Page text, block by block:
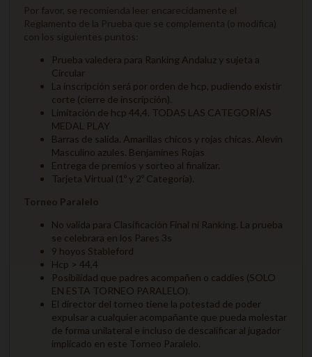
Por favor, se recomienda leer encarecidamente el
Reglamento de la Prueba que se complementa (o modifica)
con los siguientes puntos:
Prueba valedera para Ranking Andaluz y sujeta a
Circular
La inscripción será por orden de hcp, pudiendo existir
corte (cierre de inscripción).
Limitación de hcp 44,4. TODAS LAS CATEGORÍAS
MEDAL PLAY
Barras de salida. Amarillas chicos y rojas chicas. Alevín
Masculino azules. Benjamines Rojas
Entrega de premios y sorteo al finalizar.
Tarjeta Virtual (1º y 2º Categoría).
Torneo Paralelo
No valida para Clasificación Final ni Ranking. La prueba
se celebrara en los Pares 3s
9 hoyos Stableford
Hcp > 44,4
Posibilidad que padres acompañen o caddies (SOLO
EN ESTA TORNEO PARALELO).
El director del torneo tiene la potestad de poder
expulsar a cualquier acompañante que pueda molestar
de forma unilateral e incluso de descalificar al jugador
implicado en este Torneo Paralelo.